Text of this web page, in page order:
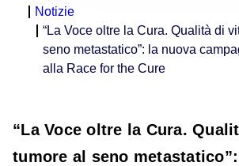
Notizie
“La Voce oltre la Cura. Qualità di
seno metastatico”: la nuova
alla Race for the Cure
“La Voce oltre la Cura.
tumore al seno